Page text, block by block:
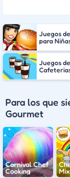
Juegos
para
Juegos
Para los que
Gourmet
Carnival Chef
Cooking
Mix